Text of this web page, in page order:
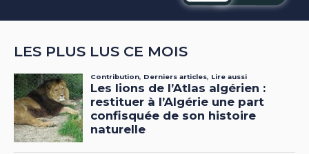
LES PLUS LUS CE MOIS